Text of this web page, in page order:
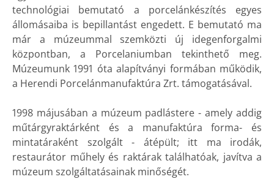
technológiai bemutató a porcelánkészítés egyes
állomásaiba is bepillantást engedett. E bemutató ma
már a múzeummal szemközti új idegenforgalmi
központban, a Porcelaniumban tekinthető meg.
Múzeumunk 1991 óta alapítványi formában működik,
a Herendi Porcelánmanufaktúra Zrt. támogatásával.
1998 májusában a múzeum padlástere - amely addig
műtárgyraktárként és a manufaktúra forma- és
mintatáraként szolgált - átépült; itt ma irodák,
restaurátor műhely és raktárak találhatóak, javítva a
múzeum szolgáltatásainak minőségét.